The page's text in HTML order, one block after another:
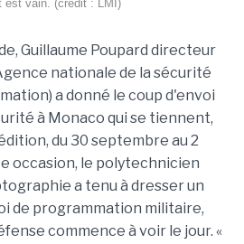
est vain. (crédit : LMI)
Guillaume Poupard directeur
nationale de la sécurité
a donné le coup d'envoi
à Monaco qui se tiennent,
du 30 septembre au 2
occasion, le polytechnicien
a tenu à dresser un
de programmation militaire,
commence à voir le jour. «